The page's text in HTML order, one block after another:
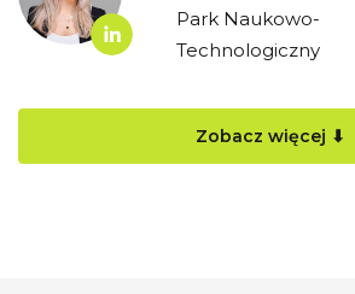
Park Naukowo-
Technologiczny
Zobacz więcej ⬇